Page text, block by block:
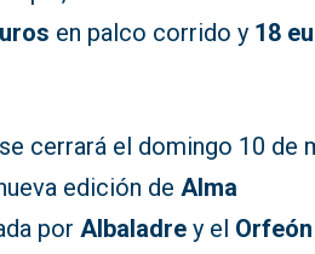
en palco corrido y 18
cerrará el domingo 10 de
edición deAlma
porAlbaladre y el Orfeón